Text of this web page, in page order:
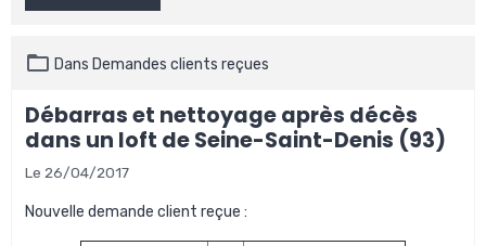
Dans Demandes clients reçues
Débarras et nettoyage après décès
dans un loft de Seine-Saint-Denis (93)
Le 26/04/2017
Nouvelle demande client reçue :